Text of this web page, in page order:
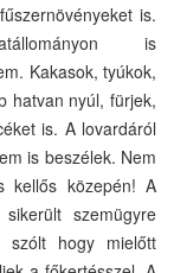
is.
is
Kakasok, tyúkok,
hatvan nyúl, fürjek,
is. A lovardáról
is beszélek. Nem
kellős közepén! A
szemügyre
hogy mielőtt